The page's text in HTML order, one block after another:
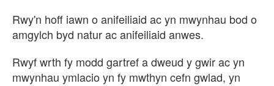
Rwy'n hoff iawn o anifeiliaid ac yn mwynhau bod o
amgylch byd natur ac anifeiliaid anwes.
Rwyf wrth fy modd gartref a dweud y gwir ac yn
mwynhau ymlacio yn fy mwthyn cefn gwlad, yn